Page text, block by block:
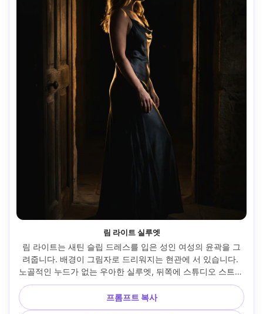
림 라이트 실루엣
림 라이트는 새틴 슬립 드레스를 입은 성인 여성의 윤곽을 그
려줍니다. 배경이 그림자로 드리워지는 현관에 서 있습니다.
노골적인 누드가 없는 우아한 실루엣, 뒤쪽에 스튜디오 스트립
라이트와 앞쪽에서 부드러운 키, Nikon D780, 70mm f/2.8,
3/4 프레임, 영화 같은 대비, 사실적인 피부 질감, 고해상도, 선
명한 디테일 --ar 4:5
프롬프트 복사